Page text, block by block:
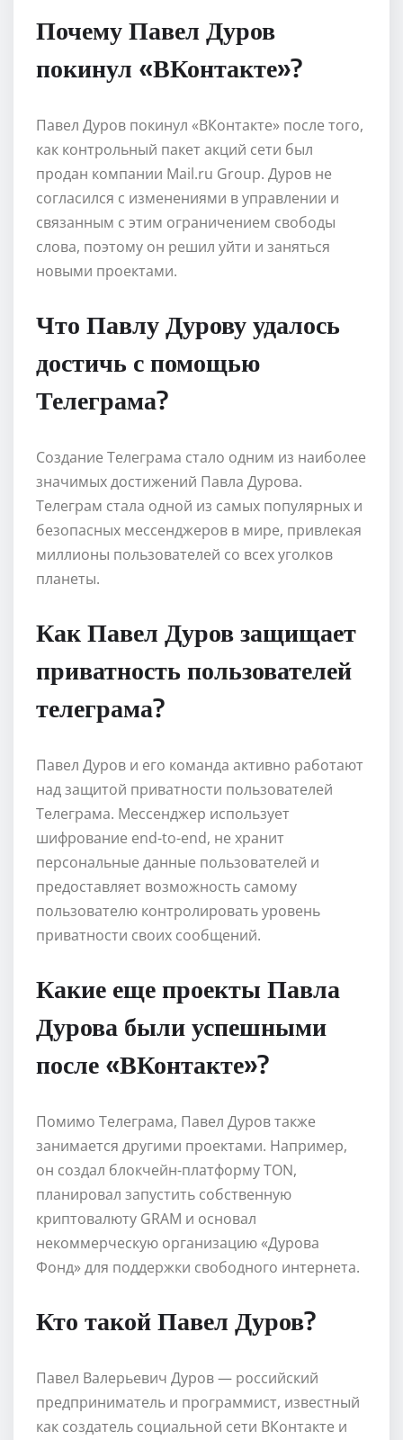
Почему Павел Дуров
покинул «ВКонтакте»?
Павел Дуров покинул «ВКонтакте» после того,
как контрольный пакет акций сети был
продан компании Mail.ru Group. Дуров не
согласился с изменениями в управлении и
связанным с этим ограничением свободы
слова, поэтому он решил уйти и заняться
новыми проектами.
Что Павлу Дурову удалось
достичь с помощью
Телеграма?
Создание Телеграма стало одним из наиболее
значимых достижений Павла Дурова.
Телеграм стала одной из самых популярных и
безопасных мессенджеров в мире, привлекая
миллионы пользователей со всех уголков
планеты.
Как Павел Дуров защищает
приватность пользователей
телеграма?
Павел Дуров и его команда активно работают
над защитой приватности пользователей
Телеграма. Мессенджер использует
шифрование end-to-end, не хранит
персональные данные пользователей и
предоставляет возможность самому
пользователю контролировать уровень
приватности своих сообщений.
Какие еще проекты Павла
Дурова были успешными
после «ВКонтакте»?
Помимо Телеграма, Павел Дуров также
занимается другими проектами. Например,
он создал блокчейн-платформу TON,
планировал запустить собственную
криптовалюту GRAM и основал
некоммерческую организацию «Дурова
Фонд» для поддержки свободного интернета.
Кто такой Павел Дуров?
Павел Валерьевич Дуров — российский
предприниматель и программист, известный
как создатель социальной сети ВКонтакте и